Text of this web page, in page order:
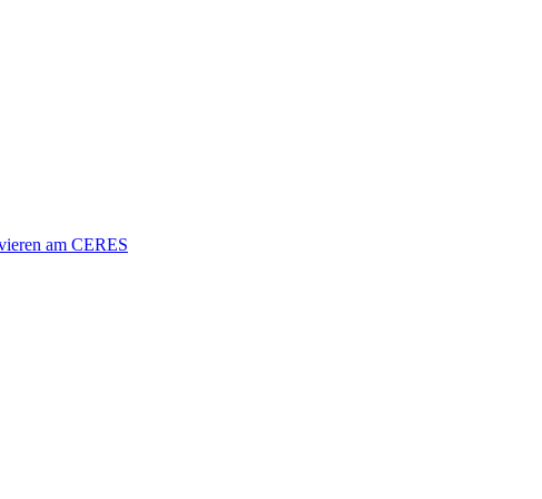
am CERES